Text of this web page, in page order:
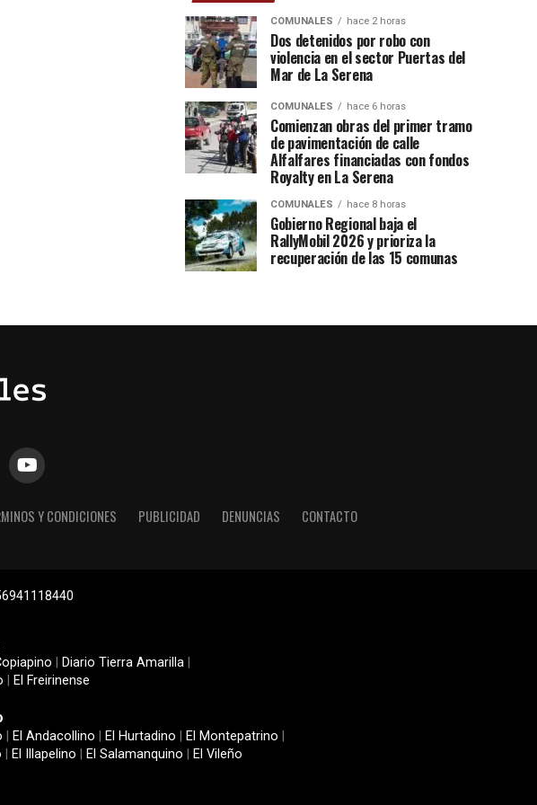
COMUNALES hace 2 horas
Dos detenidos por robo con
violencia en el sector Puertas del
Mar de La Serena
COMUNALES hace 6 horas
Comienzan obras del primer tramo
de pavimentación de calle
Alfalfares financiadas con fondos
Royalty en La Serena
COMUNALES hace 8 horas
Gobierno Regional baja el
RallyMobil 2026 y prioriza la
recuperación de las 15 comunas
Y CONDICIONES PUBLICIDAD DENUNCIAS CONTACTO
Diario Tierra Amarilla
El Freirinense
El Andacollino El Hurtadino El Montepatrino
El Illapelino El Salamanquino El Vileño